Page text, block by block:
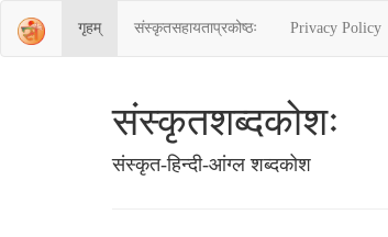
गृहम् संस्‍कृतसहायताप्रकोष्‍ठः Privacy Policy
संस्‍कृतशब्‍दकोशः
संस्‍कृत-हिन्दी-आंग्ल शब्दकोश